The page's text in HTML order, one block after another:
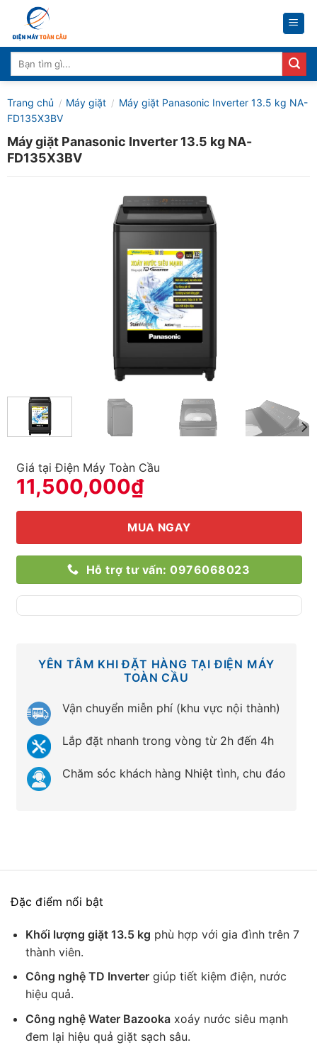
content
Tìm
kiếm:
Trang chủ / Máy giặt / Máy giặt Panasonic Inverter 13.5 kg NA-
FD135X3BV
Máy giặt Panasonic Inverter 13.5 kg NA-
FD135X3BV
Giá tại Điện Máy Toàn Cầu
11,500,000₫
MUA NGAY
Hỗ trợ tư vấn: 0976068023
YÊN TÂM KHI ĐẶT HÀNG TẠI ĐIỆN MÁY
TOÀN CẦU
Vận chuyển miễn phí (khu vực nội thành)
Lắp đặt nhanh trong vòng từ 2h đến 4h
Chăm sóc khách hàng Nhiệt tình, chu đáo
Đặc điểm nổi bật
Khối lượng giặt 13.5 kg phù hợp với gia đình trên 7
thành viên.
Công nghệ TD Invertergiúp tiết kiệm điện, nước
hiệu quả.
Công nghệ Water Bazookaxoáy nước siêu mạnh
đem lại hiệu quả giặt sạch sâu.